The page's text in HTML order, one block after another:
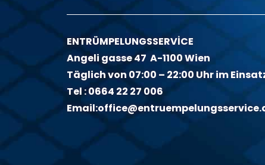
ENTRÜMPELUNGSSERVİCE
Angeli gasse 47 A-1100 Wien
Täglich von 07:00 – 22:00 Uhr im
Tel :0664 22 27 006
Email: